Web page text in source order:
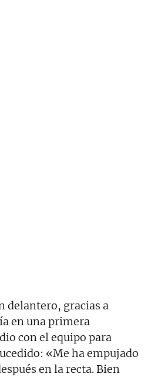
delantero, gracias a
en una primera
con el equipo para
«Me ha empujado
en la recta. Bien